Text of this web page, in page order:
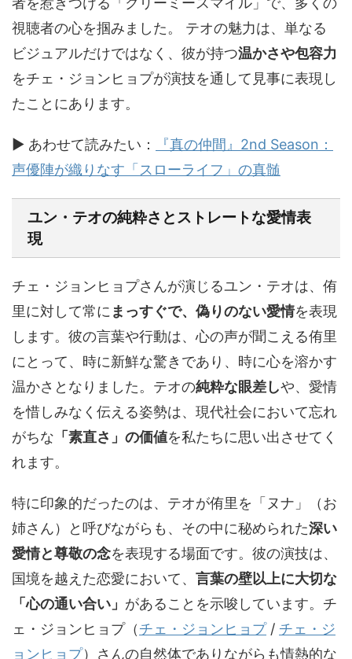
視聴者の心を掴みました。 テオの魅力は、単なる
ビジュアルだけではなく、彼が持つ温かさや包容力
をチェ・ジョンヒョプが演技を通して見事に表現し
たことにあります。
▶ あわせて読みたい：
『真の仲間』2nd Season：
声優陣が織りなす「スローライフ」の真髄
ユン・テオの純粋さとストレートな愛情表
現
チェ・ジョンヒョプさんが演じるユン・テオは、侑
里に対して常に まっすぐで、偽りのない愛情を表現
します。彼の言葉や行動は、心の声が聞こえる侑里
にとって、時に新鮮な驚きであり、時に心を溶かす
温かさとなりました。テオの純粋な眼差しや、愛情
を惜しみなく伝える姿勢は、現代社会において忘れ
がちな 「素直さ」の価値を私たちに思い出させてく
れます。
特に印象的だったのは、テオが侑里を「ヌナ」（お
姉さん）と呼びながらも、その中に秘められた深い
愛情と尊敬の念を表現する場面です。彼の演技は、
国境を越えた恋愛において、 言葉の壁以上に大切な
「心の通い合い」 があることを示唆しています。 チ
ェ・ジョンヒョプ（チェ・ジョンヒョプ/ チェ・ジ
ョンヒョプ） さんの自然体でありながらも情熱的な